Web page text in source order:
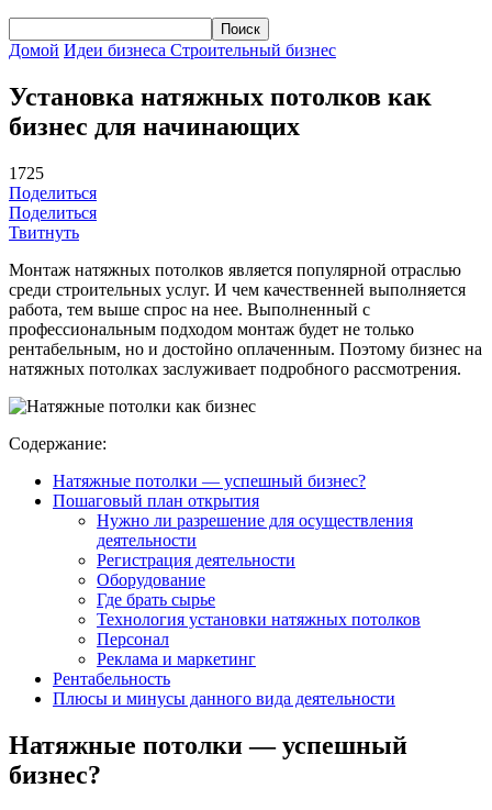
Домой Идеи бизнеса Строительный бизнес
Установка натяжных потолков как
бизнес для начинающих
1725
Поделиться
Поделиться
Твитнуть
Монтаж натяжных потолков является популярной отраслью
среди строительных услуг. И чем качественней выполняется
работа, тем выше спрос на нее. Выполненный с
профессиональным подходом монтаж будет не только
рентабельным, но и достойно оплаченным. Поэтому бизнес на
натяжных потолках заслуживает подробного рассмотрения.
Содержание:
Натяжные потолки — успешный бизнес?
Пошаговый план открытия
Нужно ли разрешение для осуществления
деятельности
Регистрация деятельности
Оборудование
Где брать сырье
Технология установки натяжных потолков
Персонал
Реклама и маркетинг
Рентабельность
Плюсы и минусы данного вида деятельности
Натяжные потолки — успешный
бизнес?